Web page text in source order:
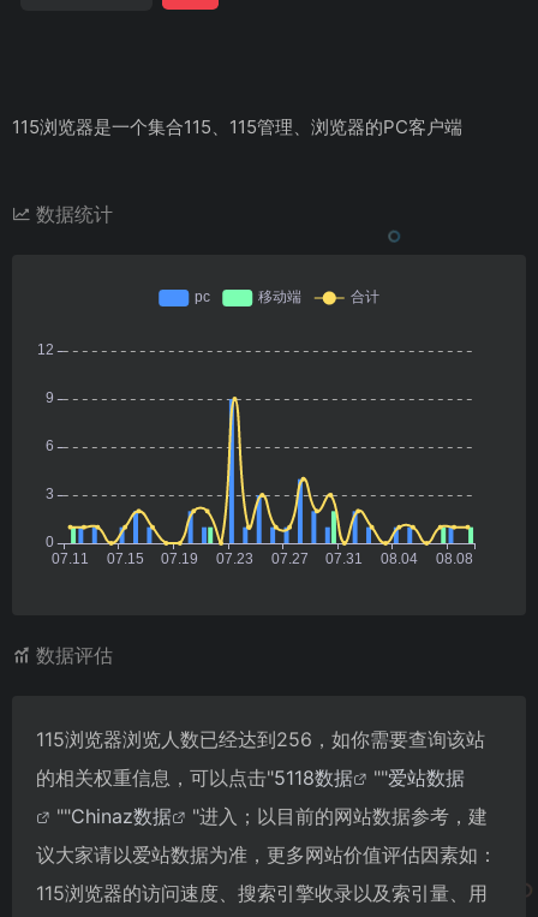
115浏览器是一个集合115、115管理、浏览器的PC客户端
数据统计
数据评估
115浏览器浏览人数已经达到256，如你需要查询该站
的相关权重信息，可以点击"5118数据 ""爱站数据
""Chinaz数据
"进入；以目前的网站数据参考，建
议大家请以爱站数据为准，更多网站价值评估因素如：
115浏览器的访问速度、搜索引擎收录以及索引量、用